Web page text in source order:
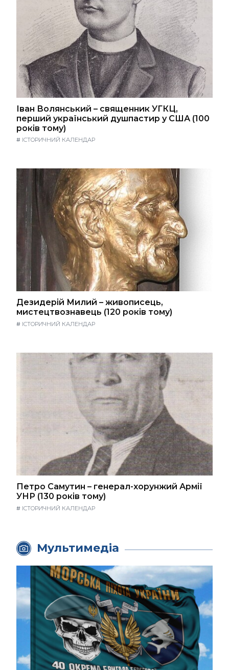
Іван Волянський – священник УГКЦ,
перший український душпастир у США (100
років тому)
# ІСТОРИЧНИЙ КАЛЕНДАР
Дезидерій Милий – живописець,
мистецтвознавець (120 років тому)
# ІСТОРИЧНИЙ КАЛЕНДАР
Петро Самутин – генерал-хорунжий Армії
УНР (130 років тому)
# ІСТОРИЧНИЙ КАЛЕНДАР
Мультимедіа